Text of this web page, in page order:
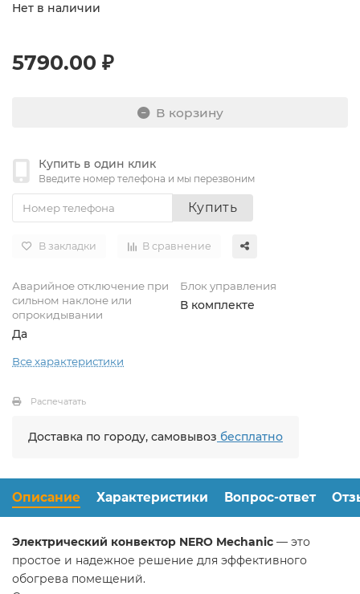
Нет в наличии
5790.00 ₽
В корзину
Купить в один клик
Введите номер телефона и мы перезвоним
Купить
В закладки В сравнение
Аварийное отключение при
сильном наклоне или
опрокидывании
Да
Блок управления
В комплекте
Все характеристики
Распечатать
Доставка по городу, самовывоз бесплатно
Описание Характеристики Вопрос-ответ
Электрический конвектор NERO Mechanic — это
простое и надежное решение для эффективного
обогрева помещений.